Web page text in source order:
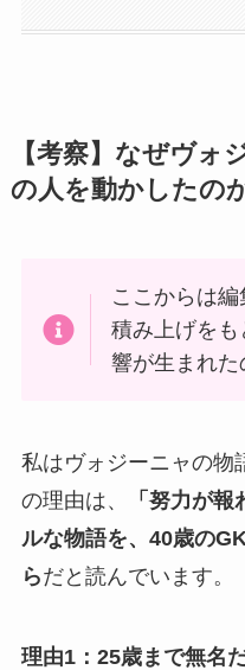
【考察】なぜヴォ
の人を動かしたの
ここからは
積み上げをも
響が生まれた
私はヴォジーニャの物
の理由は、
「努力が
ルな物語を、40歳の
らだと読んでいます。
理由1：25歳まで無名